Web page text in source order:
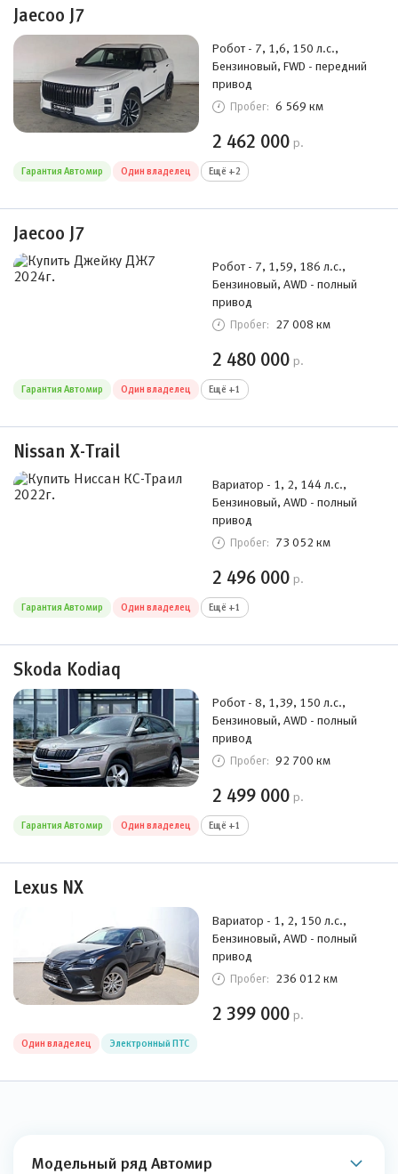
Jaecoo J7
Робот - 7, 1,6, 150 л.с.,
Бензиновый, FWD - передний
привод
Пробег: 6 569 км
2 462 000 р.
Гарантия Автомир Один владелец Ещё +2
Jaecoo J7
Робот - 7, 1,59, 186 л.с.,
Бензиновый, AWD - полный
привод
Пробег: 27 008 км
2 480 000 р.
Гарантия Автомир Один владелец Ещё +1
Nissan X-Trail
Вариатор - 1, 2, 144 л.с.,
Бензиновый, AWD - полный
привод
Пробег: 73 052 км
2 496 000 р.
Гарантия Автомир Один владелец Ещё +1
Skoda Kodiaq
Робот - 8, 1,39, 150 л.с.,
Бензиновый, AWD - полный
привод
Пробег: 92 700 км
2 499 000 р.
Гарантия Автомир Один владелец Ещё +1
Lexus NX
Вариатор - 1, 2, 150 л.с.,
Бензиновый, AWD - полный
привод
Пробег: 236 012 км
2 399 000 р.
Один владелец Электронный ПТС
Модельный ряд Автомир